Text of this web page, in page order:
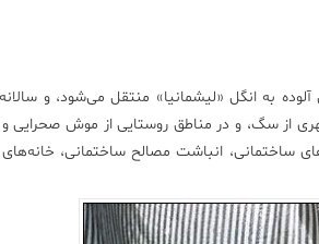
به انگل «لیشمانیا» منتقل می‌شود، و
از سگ، و در مناطق روستایی از موش صحرایی
ساختمانی، انباشت مصالح ساختمانی،